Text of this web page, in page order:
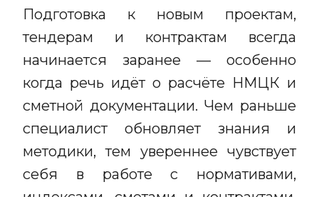
Подготовка к новым проектам,
тендерам и контрактам всегда
начинается заранее — особенно
когда речь идёт о расчёте НМЦК и
сметной документации. Чем раньше
специалист обновляет знания и
методики, тем увереннее чувствует
себя в работе с нормативами,